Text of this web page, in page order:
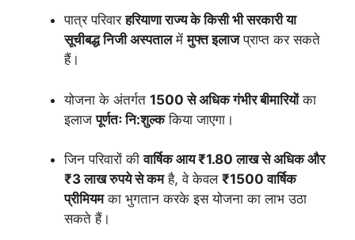
पात्र परिवारहरियाणा राज्य के किसी भी सरकारी या
सूचीबद्ध निजी अस्पतालमेंमुफ्त इलाजप्राप्त कर सकते
हैं।
योजना के अंतर्गत 1500 से अधिक गंभीर बीमारियोंका
इलाजपूर्णतः नि:शुल्ककिया जाएगा।
जिन परिवारों कीवार्षिक आय ₹1.80 लाख से अधिक और
₹3 लाख रुपये से कमहै, वे केवल ₹1500 वार्षिक
प्रीमियमका भुगतान करके इस योजना का लाभ उठा
सकते हैं।